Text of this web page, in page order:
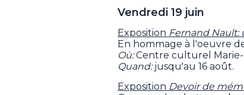
Vendredi 19 juin
Exposition Fernand Nault:
En hommage à l'oeuvre
Où:Centre culturel
Quand:jusqu'au 16 août.
Exposition Devoir de